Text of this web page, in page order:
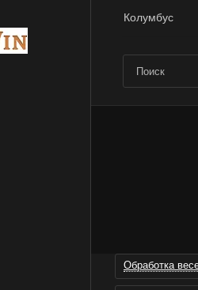
Колумбус
Обработка